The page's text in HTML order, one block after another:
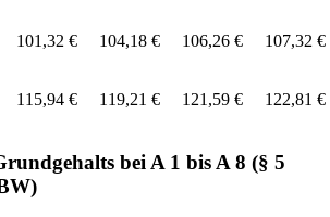
101,32 € 104,18 € 106,26 € 107,32 €
115,94 € 119,21 € 121,59 € 122,81 €
bei A 1 bis A 8 (§ 5